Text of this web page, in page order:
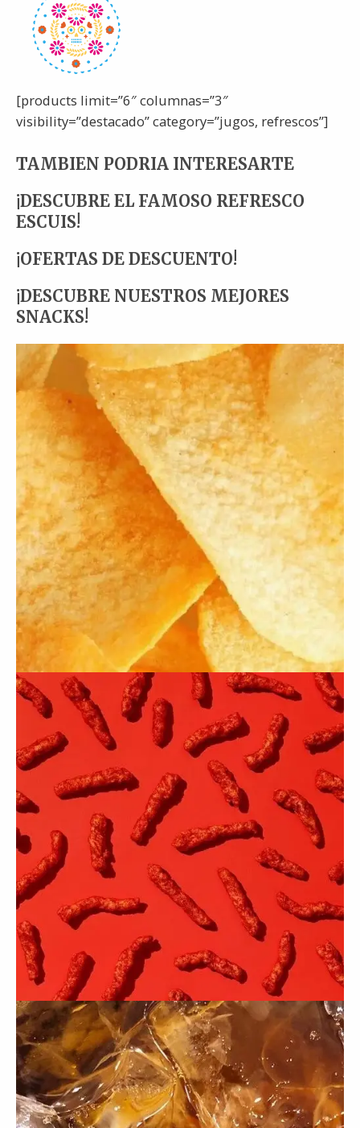
[products limit=”6″ columnas=”3″
visibility=”destacado” category=”jugos, refrescos”]
TAMBIEN PODRIA INTERESARTE
¡DESCUBRE EL FAMOSO REFRESCO
ESCUIS!
¡OFERTAS DE DESCUENTO!
¡DESCUBRE NUESTROS MEJORES
SNACKS!